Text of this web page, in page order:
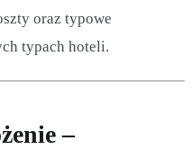
oraz typowe
typach hoteli.
–